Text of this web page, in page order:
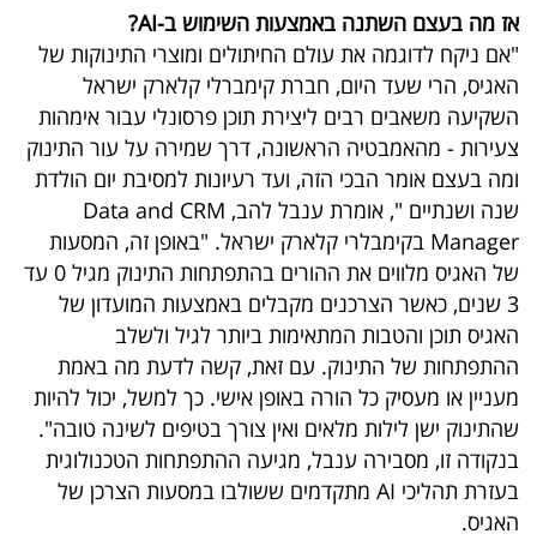
40
UNDER
40
שיתופי
פעולה
דרושים
ניוזלטרים
מייל
אדום
אז מה בעצם השתנה באמצעות השימוש ב-AI?
"אם ניקח לדוגמה את עולם החיתולים ומוצרי התינוקות של
האגיס, הרי שעד היום, חברת קימברלי קלארק ישראל
השקיעה משאבים רבים ליצירת תוכן פרסונלי עבור אימהות
צעירות - מהאמבטיה הראשונה, דרך שמירה על עור התינוק
ומה בעצם אומר הבכי הזה, ועד רעיונות למסיבת יום הולדת
שנה ושנתיים ", אומרת ענבל להב, Data and CRM
Manager בקימבלרי קלארק ישראל. "באופן זה, המסעות
של האגיס מלווים את ההורים בהתפתחות התינוק מגיל 0 עד
3 שנים, כאשר הצרכנים מקבלים באמצעות המועדון של
האגיס תוכן והטבות המתאימות ביותר לגיל ולשלב
ההתפתחות של התינוק. עם זאת, קשה לדעת מה באמת
מעניין או מעסיק כל הורה באופן אישי. כך למשל, יכול להיות
שהתינוק ישן לילות מלאים ואין צורך בטיפים לשינה טובה".
בנקודה זו, מסבירה ענבל, מגיעה ההתפתחות הטכנולוגית
בעזרת תהליכי AI מתקדמים ששולבו במסעות הצרכן של
האגיס.